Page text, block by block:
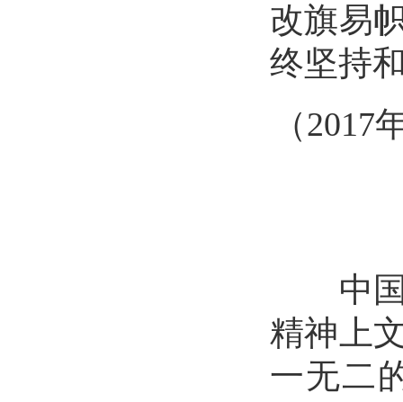
改旗易
终坚持
（2017
中国
精神上
一无二